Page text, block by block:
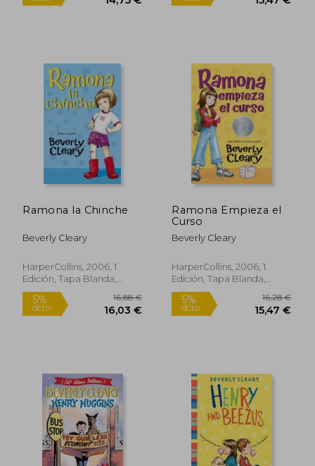
5%
53,44 €
Ramona la Chinche
Beverly Cleary
HarperCollins, 2006, 1
Edición, Tapa Blanda,
Nuevo
Ramona Empieza el
Curso
Beverly Cleary
HarperCollins, 2006, 1
Edición, Tapa Blanda,
Nuevo